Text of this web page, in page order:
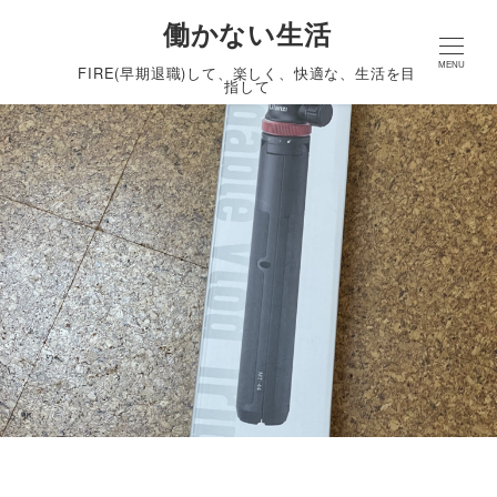
働かない生活
FIRE(早期退職)して、楽しく、快適な、生活を目
指して
MENU